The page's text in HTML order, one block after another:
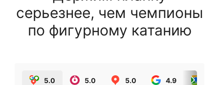
серьезнее, чем чемпионы
по фигурному катанию
5.0 5.0 5.0 4.9